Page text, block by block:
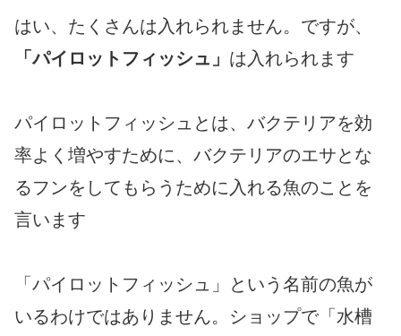
はい、たくさんは入れられません。ですが、
「パイロットフィッシュ」 は入れられます
パイロットフィッシュとは、バクテリアを効
率よく増やすために、バクテリアのエサとな
るフンをしてもらうために入れる魚のことを
言います
「パイロットフィッシュ」という名前の魚が
いるわけではありません。ショップで「水槽